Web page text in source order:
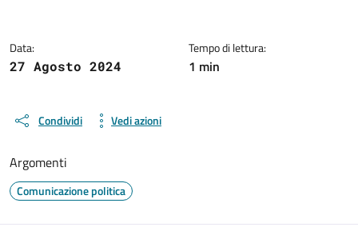
Data:
27 Agosto 2024
Tempo di lettura:
1 min
Condividi Vedi azioni
Argomenti
Comunicazione politica